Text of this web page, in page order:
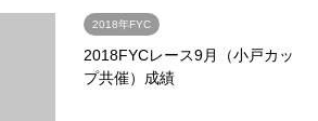
2018年FYC
2018FYCレース9月（小戸カッ
プ共催）成績